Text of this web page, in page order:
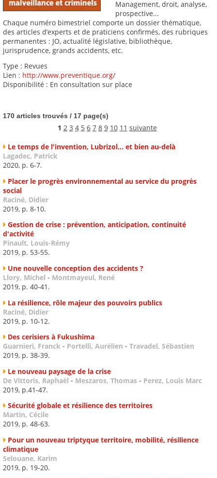
Management, droit, analyse,
prospective...
Chaque numéro bimestriel comporte un dossier thématique,
des articles d’experts et de praticiens confirmés, des rubriques
permanentes : JO, actualité législative, bibliothèque,
jurisprudence, grands accidents, etc.
Type : Revues
Lien : http://www.preventique.org/
Disponibilité : En consultation sur place
170 articles trouvés / 17 page(s)
1 2 3 4 5 6 7 8 9 10 11 suivante
Le temps de l'invention, Lubrizol... et bien au-delà
Lagadec, Patrick
2020, p. 6-7.
Placer le progrès environnemental au service du progrès
social
Raciné, Didier
2019, p. 8-10.
Gestion de crise : prévention, anticipation, continuité
d'activité
Pinault, Louis-Rémy
2019, p. 53-55.
Une nouvelle conception des accidents ?
Llory, Michel - Montmayeul, René
2019, p. 40-41.
La résilience, rôle majeur des pouvoirs publics
Raciné, Didier
2019, p. 10-12.
Des cerisiers à Fukushima
Guarnieri, Franck - Portelli, Aurélien - Travadel, Sébastien
2019, p. 38-39.
Le nouveau paysage de la crise
De Vittoris, Raphaël - Meszaros, Thomas - Perez, Louis Marc
2019, p.41-47.
Sécurité globale et résilience des territoires
Martin, Cécile
2019, p. 48-63.
Pour un nouveau triptyque territoire, mobilité, résilience
climatique
Selouane, Karim
2019, p. 19-20.